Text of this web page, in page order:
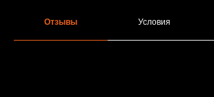
Отзывы Условия